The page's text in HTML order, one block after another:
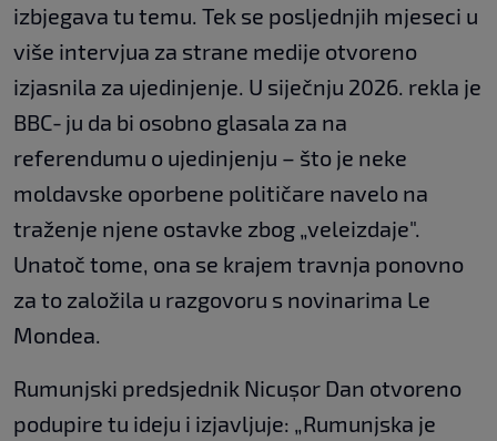
izbjegava tu temu. Tek se posljednjih mjeseci u
više intervjua za strane medije otvoreno
izjasnila za ujedinjenje. U siječnju 2026. rekla je
BBC‑ju da bi osobno glasala za na
referendumu o ujedinjenju – što je neke
moldavske oporbene političare navelo na
traženje njene ostavke zbog „veleizdaje".
Unatoč tome, ona se krajem travnja ponovno
za to založila u razgovoru s novinarima Le
Mondea.
Rumunjski predsjednik Nicușor Dan otvoreno
podupire tu ideju i izjavljuje: „Rumunjska je